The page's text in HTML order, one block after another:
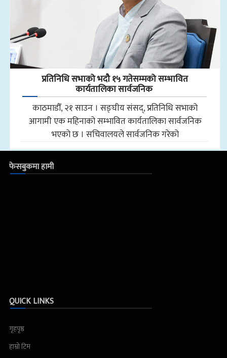
प्रतिनिधि सभाको भदौ १५ गतेसम्मको सम्भावित
कार्यतालिका सार्वजनिक
काठमाडौँ, २१ साउन । सङ्घीय संसद्, प्रतिनिधि सभाको
आगामी एक महिनाको सम्भावित कार्यतालिका सार्वजनिक
भएको छ । सचिवालयले सार्वजनिक गरेको
फेसबुकमा हामी
QUICK LINKS
गृहपृष्ठ
हाम्रो टिम